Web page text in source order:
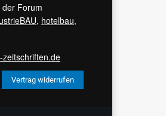
der Forum
, hotelbau,
Vertrag widerrufen